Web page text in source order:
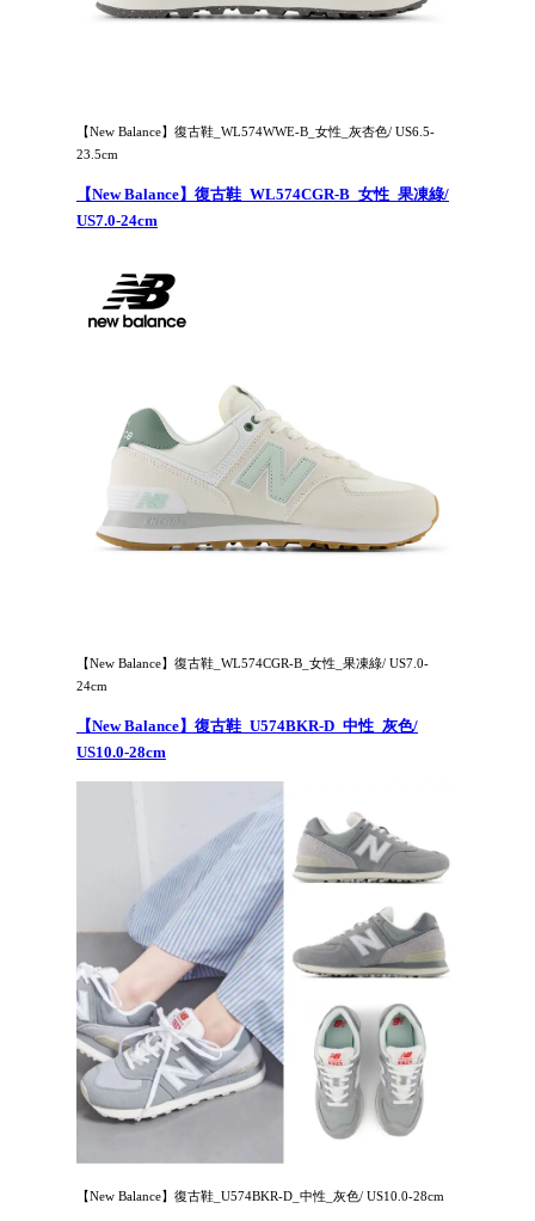
【New Balance】復古鞋_WL574WWE-B_女性_灰杏色/ US6.5-
23.5cm
【New Balance】復古鞋_WL574CGR-B_女性_果凍綠/
US7.0-24cm
【New Balance】復古鞋_WL574CGR-B_女性_果凍綠/ US7.0-
24cm
【New Balance】復古鞋_U574BKR-D_中性_灰色/
US10.0-28cm
【New Balance】復古鞋_U574BKR-D_中性_灰色/ US10.0-28cm